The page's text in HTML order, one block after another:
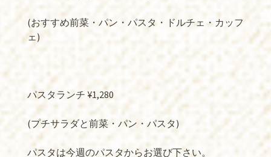
(おすすめ前菜・パン・パスタ・ドルチェ・カッフ
ェ)
パスタランチ ¥1,280
(プチサラダと前菜・パン・パスタ)
パスタは今週のパスタからお選び下さい。